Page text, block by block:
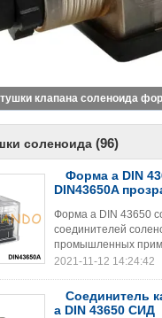
соленоида (96)
Форма a DIN
DIN43650A
Форма a DIN 43650
соединителей
промышленных
2021-11-12 14:24:42
Соединитель
a DIN 43650 СИД